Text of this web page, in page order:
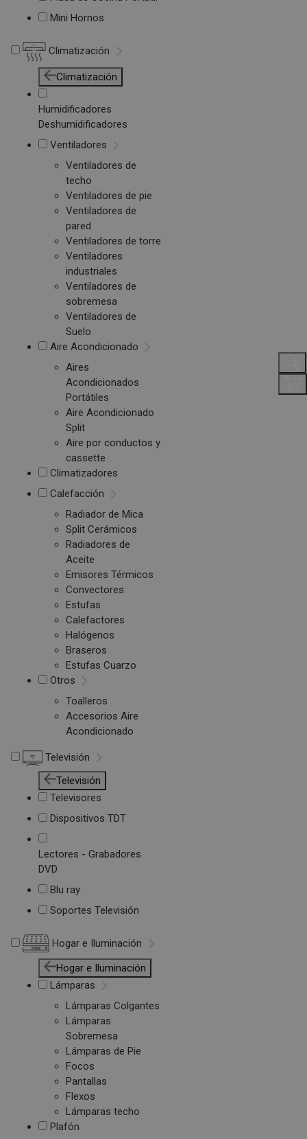
Mini Hornos
Climatización
Climatización
Humidificadores
Deshumidificadores
Ventiladores
Ventiladores de
techo
Ventiladores de pie
Ventiladores de
pared
Ventiladores de torre
Ventiladores
industriales
Ventiladores de
sobremesa
Ventiladores de
Suelo
Aire Acondicionado
Aires
Acondicionados
Portátiles
Aire Acondicionado
Split
Aire por conductos y
cassette
Climatizadores
Calefacción
Radiador de Mica
Split Cerámicos
Radiadores de
Aceite
Emisores Térmicos
Convectores
Estufas
Calefactores
Halógenos
Braseros
Estufas Cuarzo
Otros
Toalleros
Accesorios Aire
Acondicionado
Televisión
Televisión
Televisores
Dispositivos TDT
Lectores - Grabadores
DVD
Blu ray
Soportes Televisión
Hogar e Iluminación
Hogar e Iluminación
Lámparas
Lámparas Colgantes
Lámparas
Sobremesa
Lámparas de Pie
Focos
Pantallas
Flexos
Lámparas techo
Plafón